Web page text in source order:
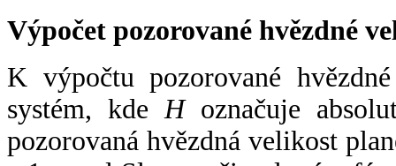
Výpočet pozorované hvězdné
K výpočtu pozorované
systém, kde Hoznačuje
pozorovaná hvězdná velikost